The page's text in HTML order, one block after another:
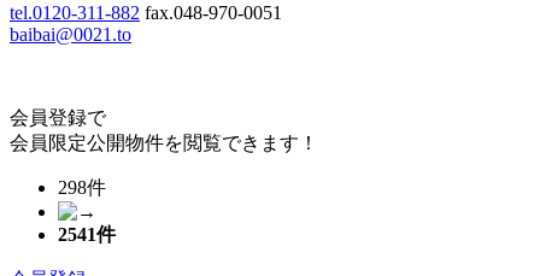
tel.0120-311-882 fax.048-970-0051
baibai@0021.to
会員登録で
会員限定公開物件を閲覧できます！
298件
2541件